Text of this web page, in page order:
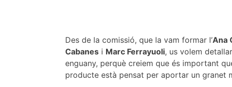
Des de la comissió, que la vam formar l’Ana
Cabanes i Marc Ferrayuoli, us volem
enguany, perquè creiem que és important
producte està pensat per aportar un granet